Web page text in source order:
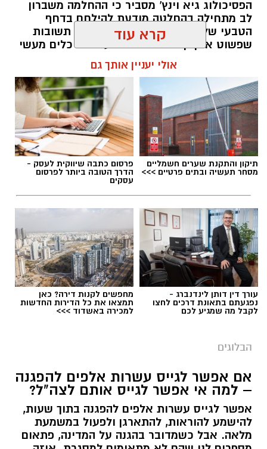
הפסיכולוג גיא וינץ' מסביר כי ההחלמה משברון
לב מתחילה בהחלטה מודעת להילחם בדחף
הטבעי שלנו לייפות את העבר ולחפש תשובות
שפשוט אינן קיימות. הוא מציע ארגז כלים מעשי
שיעזור לנו, בהדרגה, להשתחרר מהכאב ולהמשיך
הלב שלנו אולי נשבר לפעמים, אבל אנחנו לא
חייבים להישבר יחד איתו.
מערכת האתר / 09:04 23.07.26
תגים:טד
יש לכם מידע חשוב שטרם נחשף? צילומים מאירוע
חדשותי? מצאתם טעות בכתבה? נשמח שתשתפו
קרא עוד
אולי יעניין אותך גם
תיקון והתקנת שערים חשמליים
מסחר תעשיה ובתים פרטיים >>>
פרסום כתבה שיווקית לעסק -
הדרך הטובה ביותר לפרסום
עסקים
עורך דין דותן לינדנברג -
נפגעתם בתאונת דרכים לחצו
לקבל מה שמגיע לכם
מחפשים לקנות דירה? כאן
תמצאו את כל הדירות החדשות
למכירה באשדוד >>>
הבלוגים
אם אפשר לגייס עשרות אלפים להפגנה
– למה אי אפשר לגייס אותם לצה"ל?
אפשר לגייס עשרות אלפים להפגנה בתוך שעות,
להישמע להוראות, להתארגן ולפעול במשמעת
מלאה. אבל כשמדובר בהגנה על המדינה, פתאום